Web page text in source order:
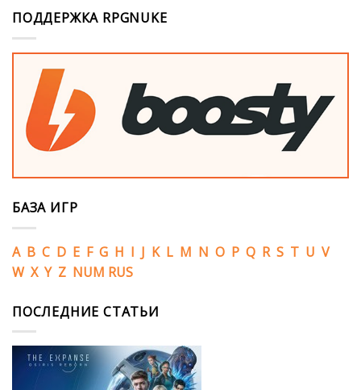
ПОДДЕРЖКА RPGNUKE
БАЗА ИГР
A B C D E F G H I J K L M N O P Q R S T U V
W X Y Z NUM RUS
ПОСЛЕДНИЕ СТАТЬИ